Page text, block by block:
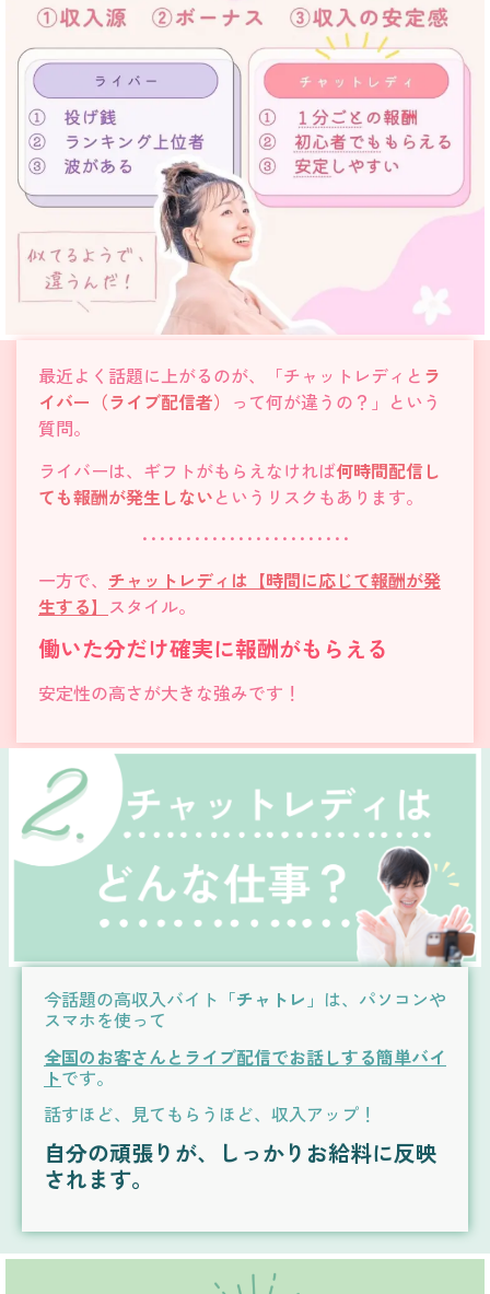
最近よく話題に上がるのが、「チャットレディと ラ
イバー（ライブ配信者） って何が違うの？」という
質問。
ライバーは、 ギフトがもらえなければ何時間配信し
ても報酬が発生しないというリスクもあります。
････････････････････････
一方で、 チャットレディは【時間に応じて報酬が発
生する】 スタイル。
働いた分だけ確実に報酬がもらえる
安定性の高さが大きな強みです！
今話題の高収入バイト 「チャトレ 」は、 パソコンや
スマホを使って
全国のお客さんとライブ配信でお話しする簡単バイ
トです。
話すほど、見てもらうほど、 収入アップ！
自分の頑張りが、しっかりお給料に反映
されます。